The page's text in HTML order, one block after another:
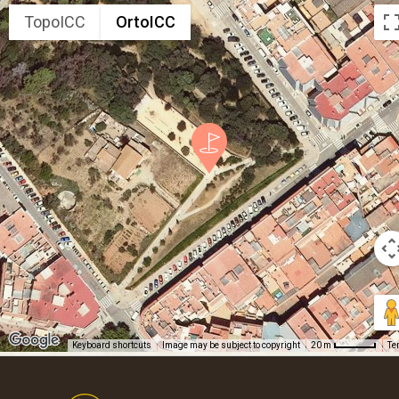
TopoICC OrtoICC
Keyboard shortcuts Image may be subject to copyright 20 m